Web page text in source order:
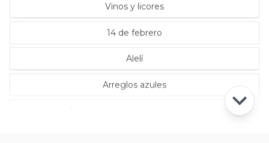
14 de febrero
Alelí
Arreglos azules
Vinos y licores